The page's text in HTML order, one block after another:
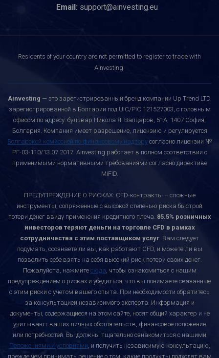
Email: support@ainvesting.eu
Residents of your country are not permitted to register to trade with
Ainvesting.
Ainvesting — это зарегистрированный бренд компании Up Trend LTD,
зарегистрированной в Болгарии под UIC/PIC 121527003, с головным
офисом по адресу: бульвар Никола Я. Вапцаров, 51A, 1407 София,
Болгария. Компания имеет разрешение, лицензию и регулируется
Болгарской комиссией по финансовому надзору согласно лицензии №
РГ-03-110/13.07.2017. Ainvesting работает в полном соответствии с
применимыми нормативными требованиями согласно директиве
MiFID.
ПРЕДУПРЕЖДЕНИЕ О РИСКАХ: CFD-контракты – сложные
инструменты, сопряжённые с высокой степенью риска быстрой
потери денег ввиду применения кредитного плеча. 85.5% розничных
инвесторов теряют деньги на торговле CFD в рамках
сотрудничества с этим поставщиком услуг. Вам следует
подумать, осознаете ли вы, как работают CFD, и можете ли вы
позволить себе взять на себя высокий риск потери своих денег.
Пожалуйста, нажмите сюда, чтобы ознакомиться с нашим
предупреждением о рисках и убедиться, что вы понимаете связанные
с этим риски с учетом вашего опыта. При необходимости обратитесь
за консультацией независимого эксперта. Информация и
документы, содержащиеся на этом сайте, носят общий характер и не
учитывают ваших личных обстоятельств, финансовое положение
или потребностей. Вы должны тщательно ознакомиться с нашими
Положениями и условиями, и получить независимую консультацию,
прежде чем принимать решение о том, какие продукты подходят вам